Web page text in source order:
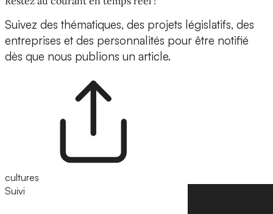
Suivez des thématiques, des projets législatifs, des
entreprises et des personnalités pour être notifié
dès que nous publions un article.
cultures
Suivi